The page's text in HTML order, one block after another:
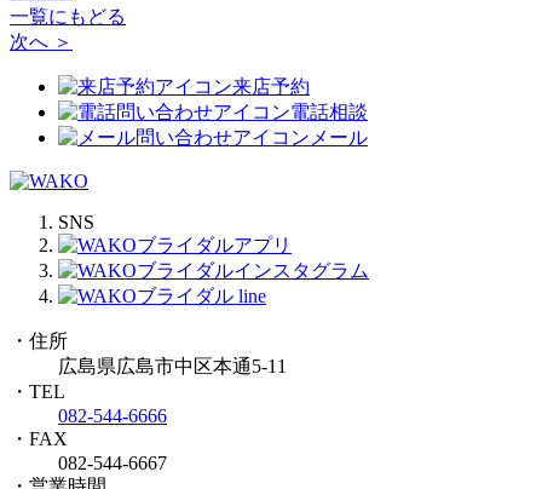
一覧にもどる
次へ ＞
来店予約
電話相談
メール
SNS
・住所
広島県広島市中区本通5-11
・TEL
082-544-6666
・FAX
082-544-6667